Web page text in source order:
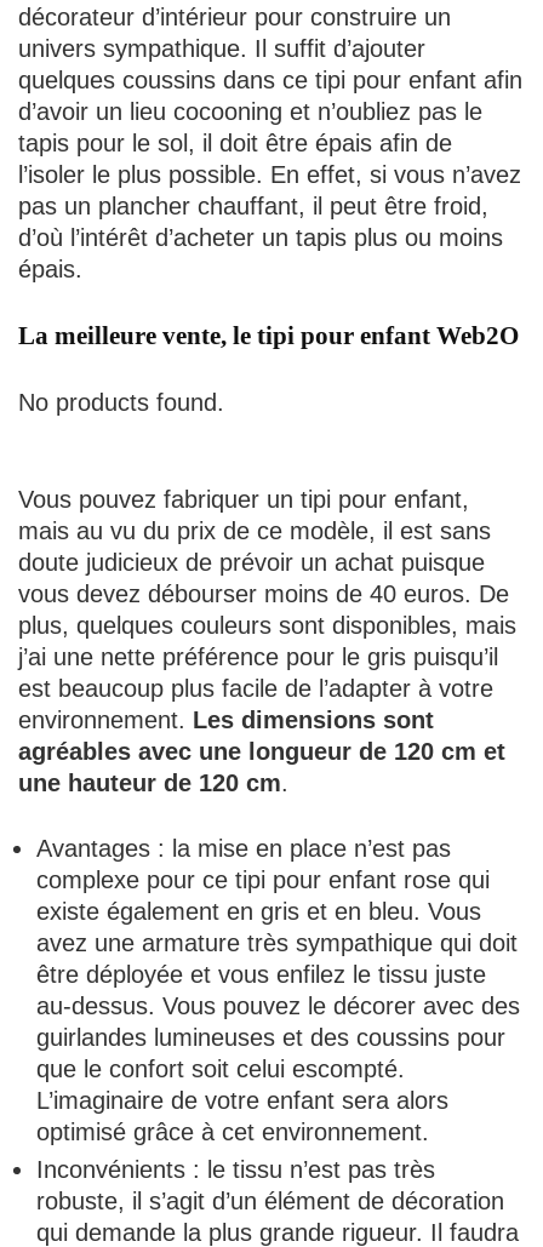
décorateur d’intérieur pour construire un
univers sympathique. Il suffit d’ajouter
quelques coussins dans ce tipi pour enfant afin
d’avoir un lieu cocooning et n’oubliez pas le
tapis pour le sol, il doit être épais afin de
l’isoler le plus possible. En effet, si vous n’avez
pas un plancher chauffant, il peut être froid,
d’où l’intérêt d’acheter un tapis plus ou moins
épais.
La meilleure vente, le tipi pour enfant Web2O
No products found.
Vous pouvez fabriquer un tipi pour enfant,
mais au vu du prix de ce modèle, il est sans
doute judicieux de prévoir un achat puisque
vous devez débourser moins de 40 euros. De
plus, quelques couleurs sont disponibles, mais
j’ai une nette préférence pour le gris puisqu’il
est beaucoup plus facile de l’adapter à votre
environnement. Les dimensions sont
agréables avec une longueur de 120 cm et
une hauteur de 120 cm.
Avantages : la mise en place n’est pas
complexe pour ce tipi pour enfant rose qui
existe également en gris et en bleu. Vous
avez une armature très sympathique qui doit
être déployée et vous enfilez le tissu juste
au-dessus. Vous pouvez le décorer avec des
guirlandes lumineuses et des coussins pour
que le confort soit celui escompté.
L’imaginaire de votre enfant sera alors
optimisé grâce à cet environnement.
Inconvénients : le tissu n’est pas très
robuste, il s’agit d’un élément de décoration
qui demande la plus grande rigueur. Il faudra